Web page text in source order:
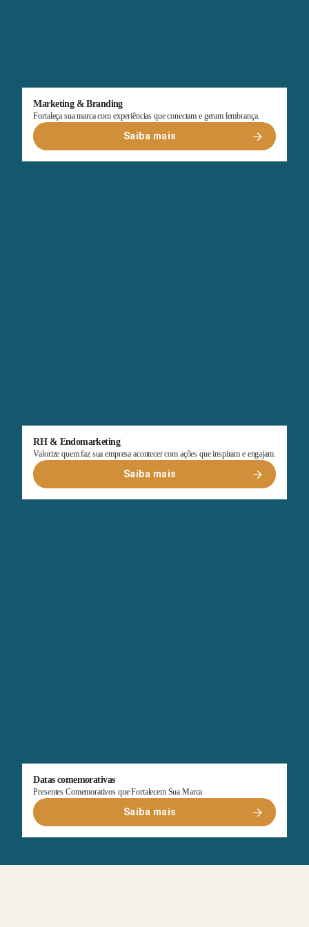
Marketing & Branding
Fortaleça sua marca com experiências que conectam e geram lembrança.
Saiba mais
RH & Endomarketing
Valorize quem faz sua empresa acontecer com ações que inspiram e engajam.
Saiba mais
Datas comemorativas
Presentes Comemorativos que Fortalecem Sua Marca
Saiba mais